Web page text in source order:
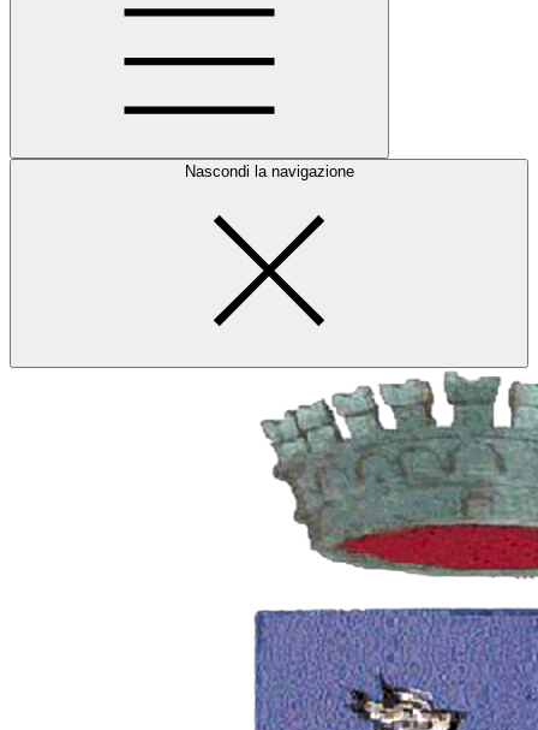
Nascondi la navigazione